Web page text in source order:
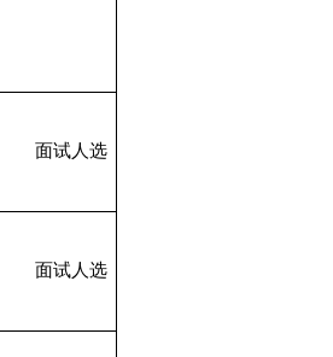
面试人选
面试人选